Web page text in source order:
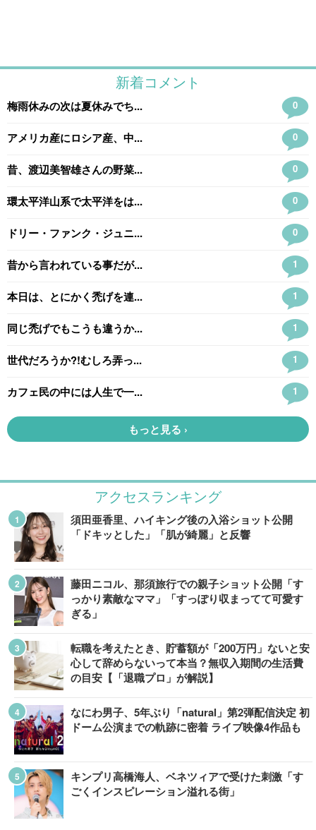
アクセスランキング
須田亜香里、ハイキング後の入浴ショット公開
「ドキッとした」「肌が綺麗」と反響
藤田ニコル、那須旅行での親子ショット公開「す
っかり素敵なママ」「すっぽり収まってて可愛す
ぎる」
転職を考えたとき、貯蓄額が「200万円」ないと安
心して辞めらないって本当？無収入期間の生活費
の目安【「退職プロ」が解説】
なにわ男子、5年ぶり「natural」第2弾配信決定 初
ドーム公演までの軌跡に密着 ライブ映像4作品も
キンプリ高橋海人、ベネツィアで受けた刺激「す
ごくインスピレーション溢れる街」